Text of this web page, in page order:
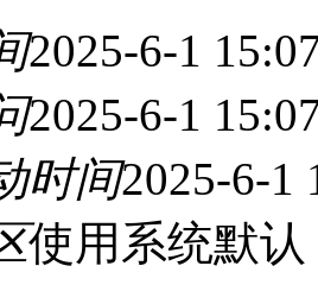
2025-6-1
2025-6-1
时间2025-6-1
使用系统默认